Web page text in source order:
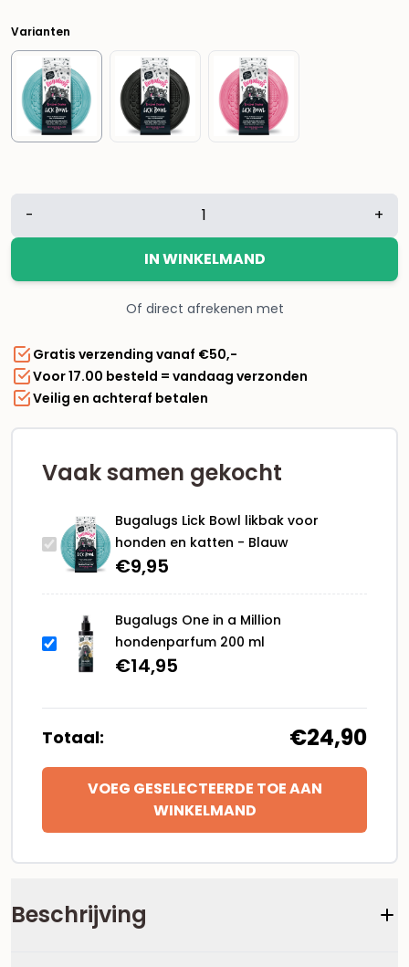
Beschrijving
Varianten
Bowl
katten
-
Blauw
- +
IN WINKELMAND
Of direct afrekenen met
Gratis verzending vanaf €50,-
Voor 17.00 besteld = vandaag verzonden
Veilig en achteraf betalen
Vaak samen gekocht
Bugalugs Lick Bowl likbak voor
honden en katten - Blauw
€9,95
Bugalugs One in a Million
hondenparfum 200 ml
€14,95
Totaal: €24,90
VOEG GESELECTEERDE TOE AAN
WINKELMAND